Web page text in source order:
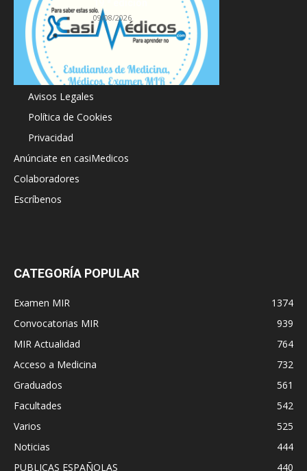
09/08/2026
Acerca de
Avisos Legales
Política de Cookies
Privacidad
Anúnciate en casiMedicos
Colaboradores
Escríbenos
CATEGORÍA POPULAR
Examen MIR
1374
Convocatorias MIR
939
MIR Actualidad
764
Acceso a Medicina
732
Graduados
561
Facultades
542
Varios
525
Noticias
444
PUBLICAS ESPAÑOLAS
440